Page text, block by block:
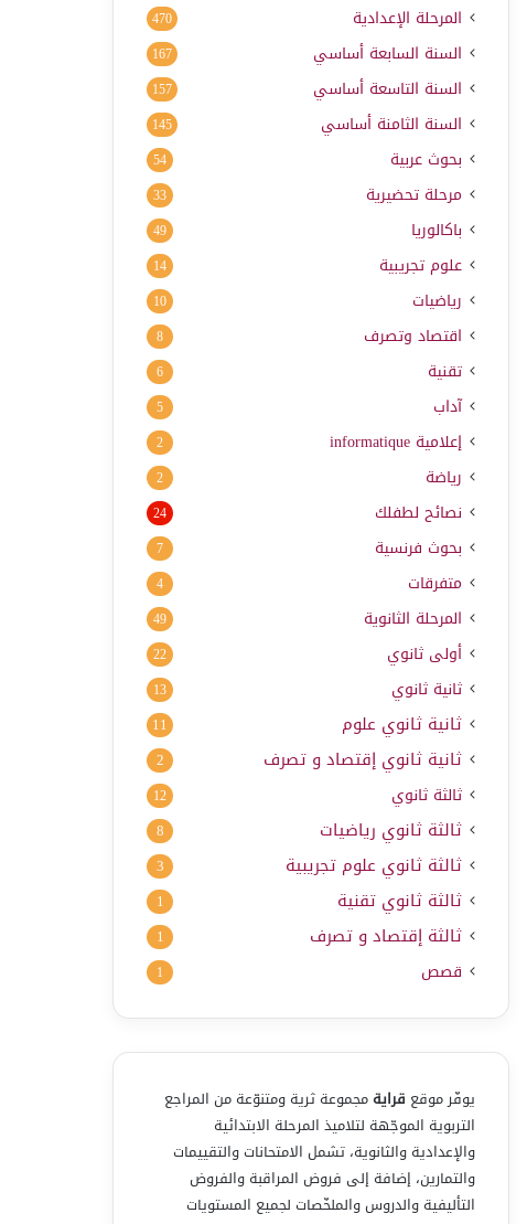
المرحلة الإعدادية 470
السنة السابعة أساسي 167
السنة التاسعة أساسي 157
السنة الثامنة أساسي 145
بحوث عربية 54
مرحلة تحضيرية 33
باكالوريا 49
علوم تجريبية 14
رياضيات 10
اقتصاد وتصرف 8
تقنية 6
آداب 5
إعلامية informatique
2
رياضة 2
نصائح لطفلك 24
بحوث فرنسية 7
متفرقات 4
المرحلة الثانوية 49
أولى ثانوي 22
ثانية ثانوي 13
ثانية ثانوي علوم 11
ثانية ثانوي إقتصاد و تصرف 2
ثالثة ثانوي 12
ثالثة ثانوي رياضيات 8
ثالثة ثانوي علوم تجريبية 3
ثالثة ثانوي تقنية 1
ثالثة إقتصاد و تصرف 1
قصص 1
يوفّر موقع قرايةمجموعة ثرية ومتنوّعة من المراجع
التربوية الموجّهة لتلاميذ المرحلة الابتدائية
والإعدادية والثانوية، تشمل الامتحانات والتقييمات
والتمارين، إضافة إلى فروض المراقبة والفروض
التأليفية والدروس والملخّصات لجميع المستويات